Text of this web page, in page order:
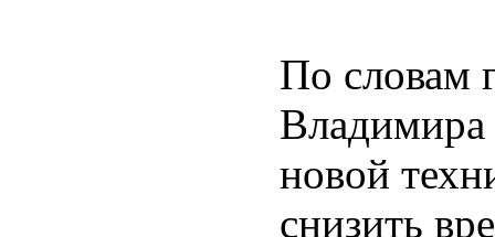
По словам
Владимира
новой
снизить